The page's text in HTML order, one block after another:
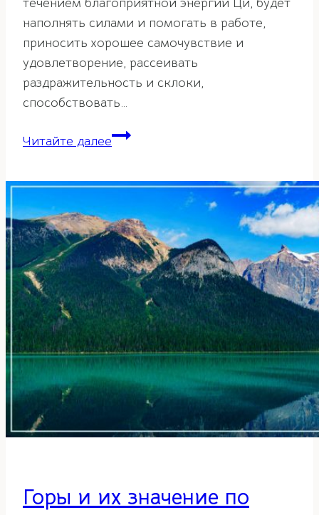
наполнять силами и помогать в работе,
приносить хорошее самочувствие и
удовлетворение, рассеивать
раздражительность и склоки,
способствовать…
Читайте далееРасположение
фэн-
шуй
Горы и их значение по